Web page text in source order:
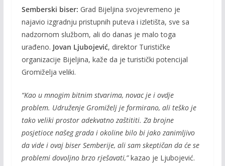
Semberski biser: Grad Bijeljina svojevremeno je
najavio izgradnju pristupnih puteva i izletišta, sve sa
nadzornom službom, ali do danas je malo toga
urađeno. Jovan Ljubojević, direktor Turističke
organizacije Bijeljina, kaže da je turistički potencijal
Gromiželja veliki.
“Kao u mnogim bitnim stvarima, novac je i ovdje
problem. Udruženje Gromiželj je formirano, ali teško je
tako veliki prostor adekvatno zaštititi. Za brojne
posjetioce našeg grada i okoline bilo bi jako zanimljivo
da vide i ovaj biser Semberije, ali sam skeptičan da će se
problemi dovoljno brzo rješavati,”kazao je Ljubojević.